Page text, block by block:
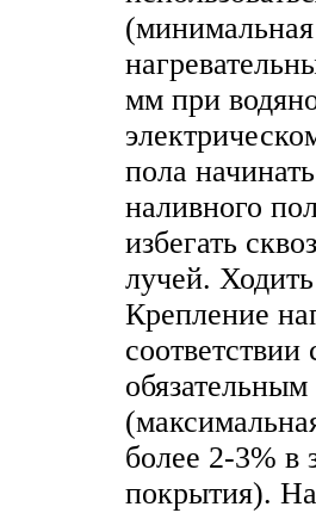
мм при
пола
наливного
избегать
лучей.
Крепление
более 2-3% в
покрытия).